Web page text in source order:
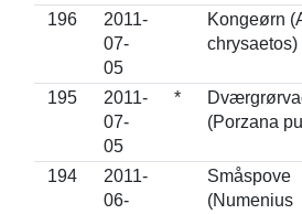
196
2011-
07-
05
Kongeørn
chrysaetos)
195
2011-
07-
05
*
(Porzana
194
2011-
06-
Småspove
(Numenius